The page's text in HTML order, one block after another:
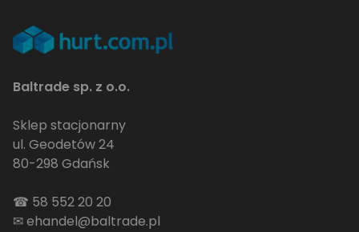
Baltrade sp. z o.o.
Sklep stacjonarny
ul. Geodetów 24
80-298 Gdańsk
☎ 58 552 20 20
✉ehandel@baltrade.pl